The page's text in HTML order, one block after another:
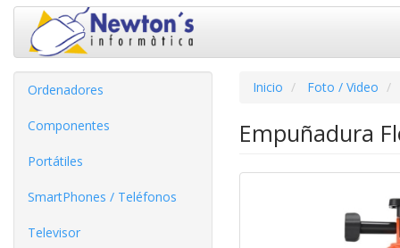
Ordenadores
Componentes
Portátiles
SmartPhones / Teléfonos
Televisor
Inicio Foto / Video
Empuñadura